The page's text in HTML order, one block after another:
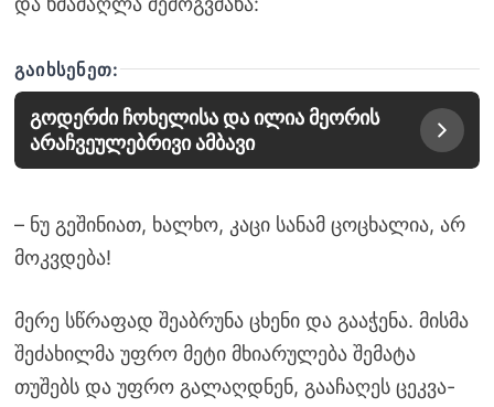
ᲒᲐᲘᲮᲡᲔᲜᲔᲗ:
გოდერძი ჩოხელისა და ილია მეორის
არაჩვეულებრივი ამბავი
– ნუ გეშინიათ, ხალხო, კაცი სანამ ცოცხალია, არ
მოკვდება!
მერე სწრაფად შეაბრუნა ცხენი და გააჭენა. მისმა
შეძახილმა უფრო მეტი მხიარულება შემატა
თუშებს და უფრო გალაღდნენ, გააჩაღეს ცეკვა-